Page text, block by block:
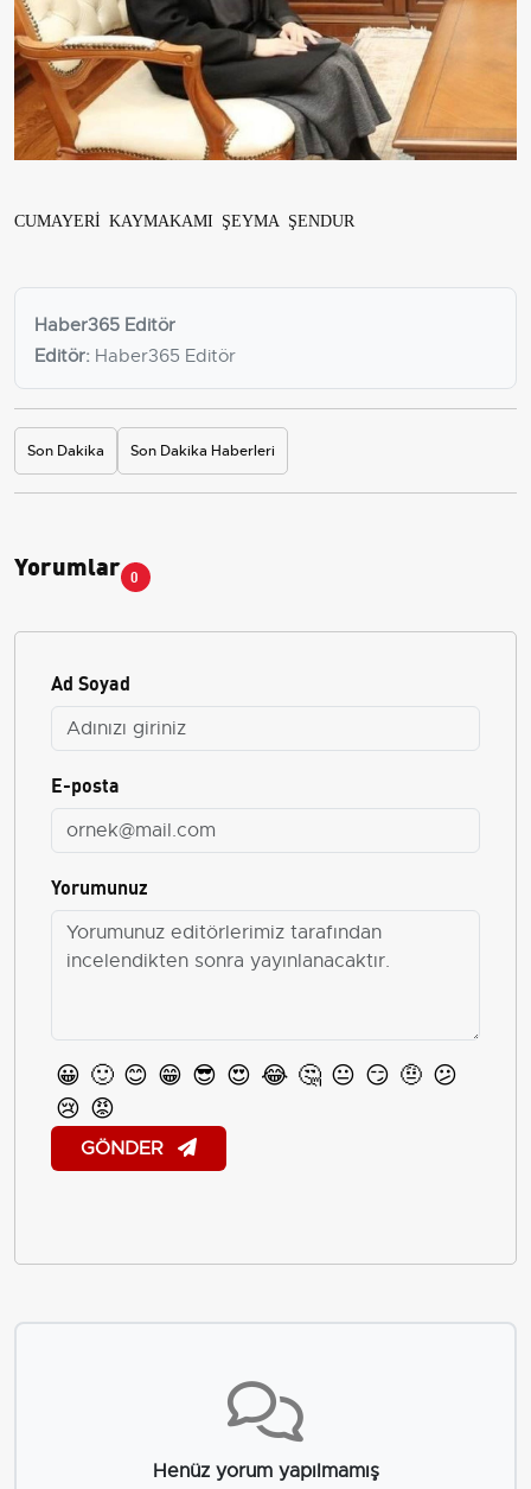
CUMAYERİ KAYMAKAMI ŞEYMA ŞENDUR
Haber365 Editör
Editör: Haber365 Editör
Son Dakika Son Dakika Haberleri
Yorumlar 0
Ad Soyad
E-posta
Yorumunuz
😀 🙂 😊 😁 😎 😍 😂 🤔 😐 😏 🤨 😕
😢 😡
GÖNDER
Henüz yorum yapılmamış